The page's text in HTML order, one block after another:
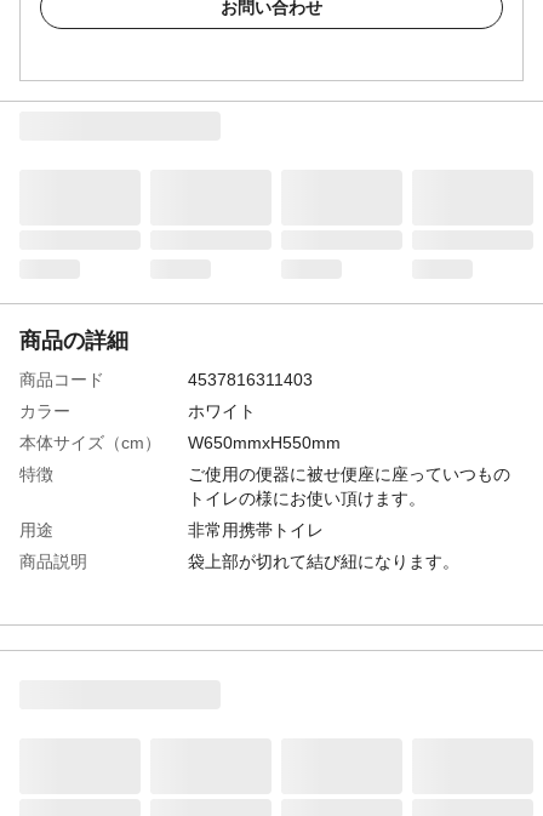
お問い合わせ
商品の詳細
商品コード
4537816311403
カラー
ホワイト
本体サイズ（cm）
W650mmxH550mm
特徴
ご使用の便器に被せ便座に座っていつもの
トイレの様にお使い頂けます。
用途
非常用携帯トイレ
商品説明
袋上部が切れて結び紐になります。
入数
20枚入り
商品仕様
袋とシートが一体化